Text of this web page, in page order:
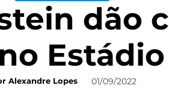
dão
Alexandre Lopes 01/09/2022